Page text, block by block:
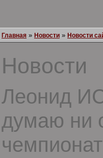
Главная » Новости » Новости
Новости
Леонид
думаю ни